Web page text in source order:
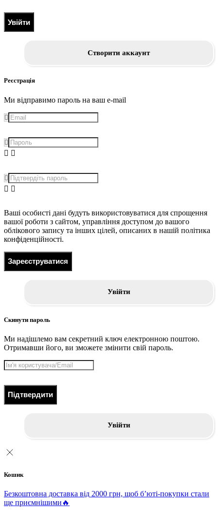
Увійти
Створити аккаунт
Реєстрація
Ми відправимо пароль на ваш e-mail
Ваші особисті дані будуть використовуватися для спрощення
вашої роботи з сайтом, управління доступом до вашого
облікового запису та інших цілей, описаних в нашій політика
конфіденційності.
Зареєструватися
Увійти
Скинути пароль
Ми надішлемо вам секретний ключ електронною поштою.
Отримавши його, ви зможете змінити свій пароль.
Підтвердити
Увійти
Кошик
Безкоштовна доставка від 2000 грн, щоб б’юті-покупки стали
ще приємнішими🔥